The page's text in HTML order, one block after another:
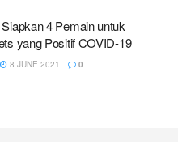
4 Pemain untuk
yang Positif COVID-19
8 JUNE 2021 0